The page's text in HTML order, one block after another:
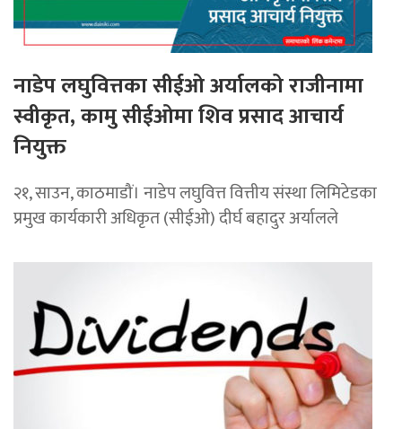
नाडेप लघुवित्तका सीईओ अर्यालको राजीनामा
स्वीकृत, कामु सीईओमा शिव प्रसाद आचार्य
नियुक्त
२१, साउन, काठमाडौं। नाडेप लघुवित्त वित्तीय संस्था लिमिटेडका
प्रमुख कार्यकारी अधिकृत (सीईओ) दीर्घ बहादुर अर्यालले